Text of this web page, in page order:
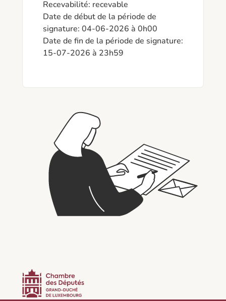
Recevabilité: recevable
Date de début de la période de
signature: 04-06-2026 à 0h00
Date de fin de la période de signature:
15-07-2026 à 23h59